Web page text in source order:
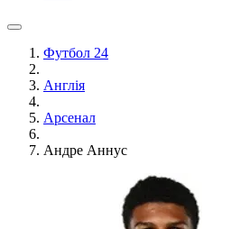
Футбол 24
Англія
Арсенал
Андре Аннус